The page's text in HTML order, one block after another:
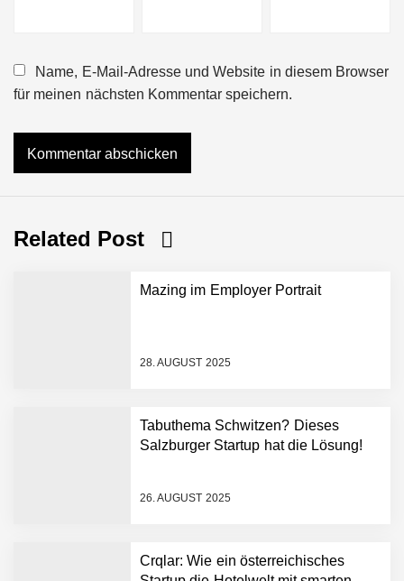
Name, E-Mail-Adresse und Website in diesem Browser
für meinen nächsten Kommentar speichern.
Related Post
Mazing im Employer Portrait
28. AUGUST 2025
Tabuthema Schwitzen? Dieses
Salzburger Startup hat die Lösung!
26. AUGUST 2025
Crqlar: Wie ein österreichisches
Portrait
Tabuthema Schwitzen?